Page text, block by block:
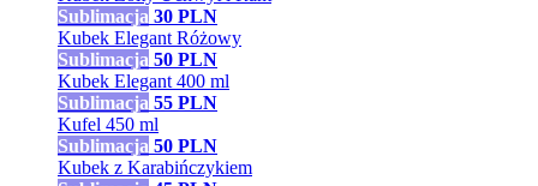
Sublimacja 30 PLN
Kubek Elegant Różowy
Sublimacja 50 PLN
Kubek Elegant 400 ml
Sublimacja 55 PLN
Kufel 450 ml
Sublimacja 50 PLN
Kubek z Karabińczykiem